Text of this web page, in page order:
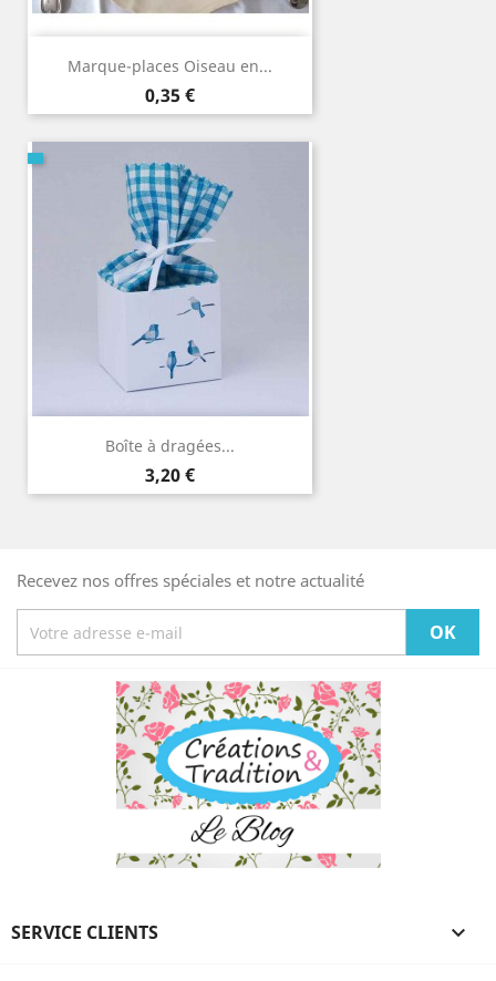
Marque-places Oiseau en...
Prix
0,35 €
Boîte à dragées...
Prix
3,20 €
Recevez nos offres spéciales et notre actualité
SERVICE CLIENTS 